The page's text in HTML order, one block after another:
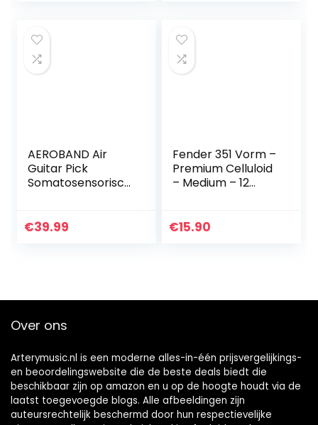
AEROBAND Air
Guitar Pick
Somatosensorisch
imiteert de
€39.99
Fender 351 Vorm –
Premium Celluloid
– Medium – 12
€15.90
Over ons
Arterymusic.nl is een moderne alles-in-één prijsvergelijkings-
en beoordelingswebsite die de beste deals biedt die
beschikbaar zijn op amazon en u op de hoogte houdt via de
laatst toegevoegde blogs. Alle afbeeldingen zijn
auteursrechtelijk beschermd door hun respectievelijke